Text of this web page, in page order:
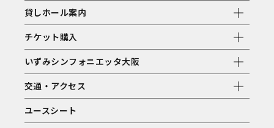
貸しホール案内
チケット購入
いずみシンフォニエッタ大阪
交通・アクセス
ユースシート